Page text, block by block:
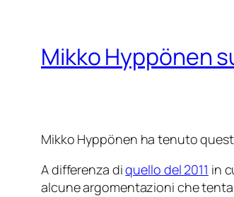
Mikko Hyppönen
Mikko Hyppönen ha tenuto
A differenza diquello del 2011 in
alcune argomentazioni che